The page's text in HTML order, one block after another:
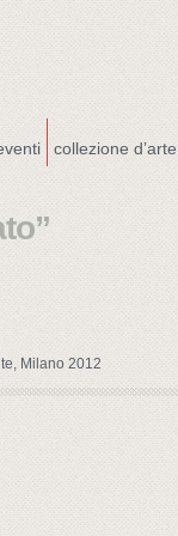
collezione d’arte
Milano 2012